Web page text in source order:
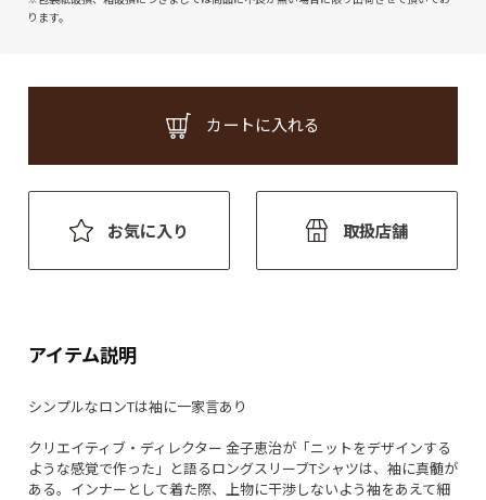
ります。
カートに入れる
お気に入り 取扱店舗
アイテム説明
シンプルなロンTは袖に一家言あり
クリエイティブ・ディレクター 金子恵治が「ニットをデザインする
ような感覚で作った」と語るロングスリーブTシャツは、袖に真髄が
ある。インナーとして着た際、上物に干渉しないよう袖をあえて細